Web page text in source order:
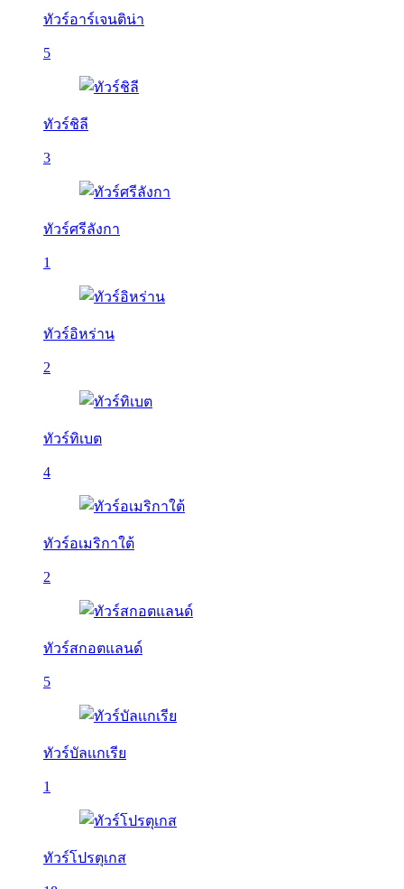
ทัวร์อาร์เจนติน่า
5
ทัวร์ชิลี
3
ทัวร์ศรีลังกา
1
ทัวร์อิหร่าน
2
ทัวร์ทิเบต
4
ทัวร์อเมริกาใต้
2
ทัวร์สกอตแลนด์
5
ทัวร์บัลเเกเรีย
1
ทัวร์โปรตุเกส